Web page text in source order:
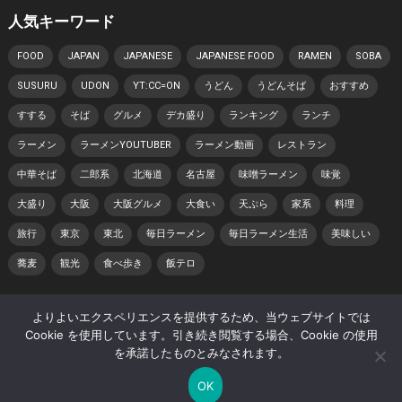
人気キーワード
FOOD JAPAN JAPANESE JAPANESE FOOD RAMEN SOBA
SUSURU UDON YT:CC=ON うどん うどんそば おすすめ
すする そば グルメ デカ盛り ランキング ランチ
ラーメン ラーメンYOUTUBER ラーメン動画 レストラン
中華そば 二郎系 北海道 名古屋 味噌ラーメン 味覚
大盛り 大阪 大阪グルメ 大食い 天ぷら 家系 料理
旅行 東京 東北 毎日ラーメン 毎日ラーメン生活 美味しい
蕎麦 観光 食べ歩き 飯テロ
© 2026 日本らーめん動画紀行 -WordPress Video Theme by
WPEnjoy
著作権・肖像権について
サイトマップ
よりよいエクスペリエンスを提供するため、当ウェブサイトでは
Cookie を使用しています。引き続き閲覧する場合、Cookie の使用
を承諾したものとみなされます。
OK